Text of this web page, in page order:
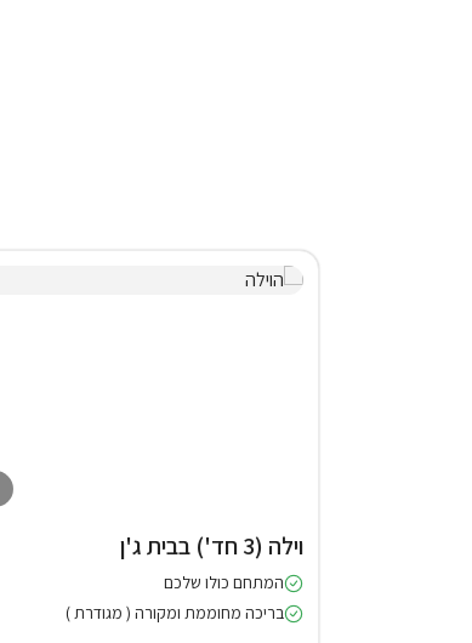
וילה (3 חד') בבית ג'ן
המתחם כולו שלכם
בריכה מחוממת ומקורה ( מגודרת )